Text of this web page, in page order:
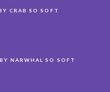
CRAB SO SOFT
NARWHAL SO SOFT